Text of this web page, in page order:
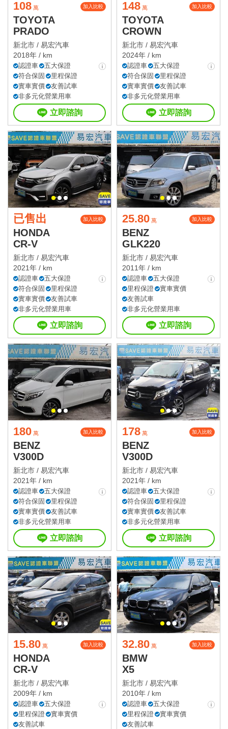
108 萬 加入比較
TOYOTA
PRADO
新北市 / 易宏汽車
2018年 / km
認證車
五大保證
符合保固
里程保證
實車實價
友善試車
非多元化營業用車
立即諮詢
148 萬 加入比較
TOYOTA
CROWN
新北市 / 易宏汽車
2024年 / km
認證車
五大保證
符合保固
里程保證
實車實價
友善試車
非多元化營業用車
立即諮詢
已售出 加入比較
HONDA
CR-V
新北市 / 易宏汽車
2021年 / km
認證車
五大保證
符合保固
里程保證
實車實價
友善試車
非多元化營業用車
立即諮詢
25.80 萬 加入比較
BENZ
GLK220
新北市 / 易宏汽車
2011年 / km
認證車
五大保證
里程保證
實車實價
友善試車
非多元化營業用車
立即諮詢
180 萬 加入比較
BENZ
V300D
新北市 / 易宏汽車
2021年 / km
認證車
五大保證
符合保固
里程保證
實車實價
友善試車
非多元化營業用車
立即諮詢
178 萬 加入比較
BENZ
V300D
新北市 / 易宏汽車
2021年 / km
認證車
五大保證
符合保固
里程保證
實車實價
友善試車
非多元化營業用車
立即諮詢
15.80 萬 加入比較
HONDA
CR-V
新北市 / 易宏汽車
2009年 / km
認證車
五大保證
里程保證
實車實價
友善試車
32.80 萬 加入比較
BMW
X5
新北市 / 易宏汽車
2010年 / km
認證車
五大保證
里程保證
實車實價
友善試車